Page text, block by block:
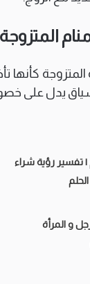
المتزوجة
المتزوجة
يدل على
تفسير رؤية شراء
و المرأة